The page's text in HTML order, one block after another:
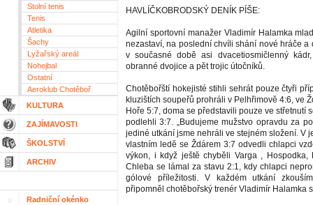
Stolní tenis
Tenis
Atletika
Šachy
Lyžařský areál
Nohejbal
Ostatní
Aeroklub Chotěboř
KULTURA
ZAJÍMAVOSTI
ŠKOLSTVÍ
ARCHIV
Radniční okénko
HAVLÍČKOBRODSKÝ DENÍK PÍŠE:
Agilní sportovní manažer Vladimír Halamka
nezastaví, na poslední chvíli shání nové hráče a
v současné době asi dvacetiosmičlenný
obranné dvojice a pět trojic útočníků.
Chotěbořští hokejisté stihli sehrát pouze čtyři
kluzištích soupeřů prohráli v Pelhřimově 4:6, ve
Hoře 5:7, doma se představili pouze ve střetnutí
podlehli 3:7. „Budujeme mužstvo opravdu za
jediné utkání jsme nehráli ve stejném složení. V
vlastním ledě se Ždárem 3:7 odvedli chlapci
výkon, i když ještě chyběli Varga , Hospodka,
Chleba se lámal za stavu 2:1, kdy chlapci
gólové příležitosti. V každém utkání
připomněl chotěbořský trenér Vladimír Halamka